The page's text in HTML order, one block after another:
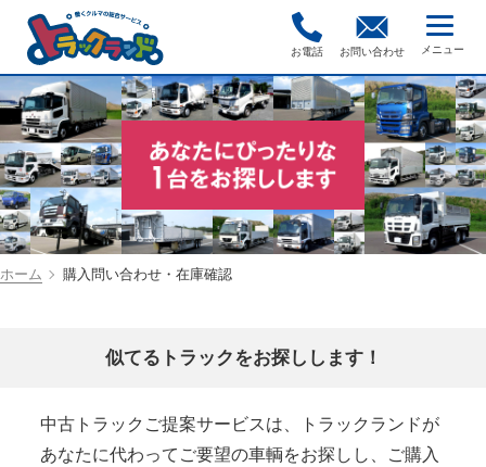
お電話 お問い合わせ
ホーム 購入問い合わせ・在庫確認
似てるトラックをお探しします！
中古トラックご提案サービスは、トラックランドが
あなたに代わってご要望の車輌をお探しし、ご購入